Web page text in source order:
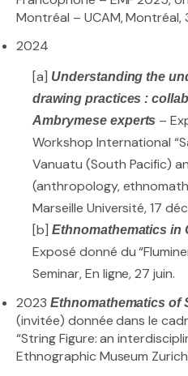
Montréal – UCAM, Montréal,
2024
[a] Understanding the
drawing practices :
Ambrymese experts –
Workshop International
Vanuatu (South Pacific)
(anthropology,
Marseille Université, 17
[b] Ethnomathematics in
Exposé donné du
Seminar, En ligne, 27 juin.
2023 Ethnomathematics of
(invitée) donnée dans le
“String Figure: an
Ethnographic Museum